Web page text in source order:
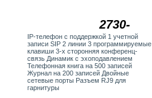
2730-
IP-телефон c поддержкой 1 учетной
записи SIP 2 линии 3 программируемые
клавиши 3-х сторонняя конференц-
связь Динамик с эхоподавлением
Телефонная книга на 500 записей
Журнал на 200 записей Двойные
сетевые порты Разъем RJ9 для
гарнитуры